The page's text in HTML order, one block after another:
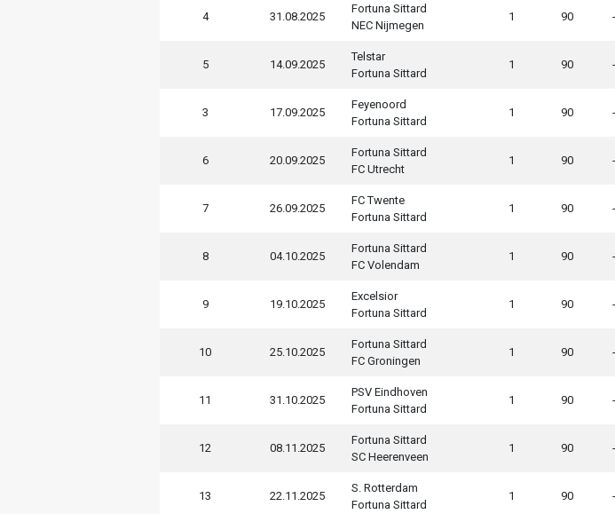
4 31.08.2025
Fortuna Sittard
NEC Nijmegen
1 90 -
5 14.09.2025
Telstar
Fortuna Sittard
1 90 -
3 17.09.2025
Feyenoord
Fortuna Sittard
1 90 -
6 20.09.2025
Fortuna Sittard
FC Utrecht
1 90 -
7 26.09.2025
FC Twente
Fortuna Sittard
1 90 -
8 04.10.2025
Fortuna Sittard
FC Volendam
1 90 -
9 19.10.2025
Excelsior
Fortuna Sittard
1 90 -
10 25.10.2025
Fortuna Sittard
FC Groningen
1 90 -
11 31.10.2025
PSV Eindhoven
Fortuna Sittard
1 90 -
12 08.11.2025
Fortuna Sittard
SC Heerenveen
1 90 -
13 22.11.2025
S. Rotterdam
Fortuna Sittard
1 90 -